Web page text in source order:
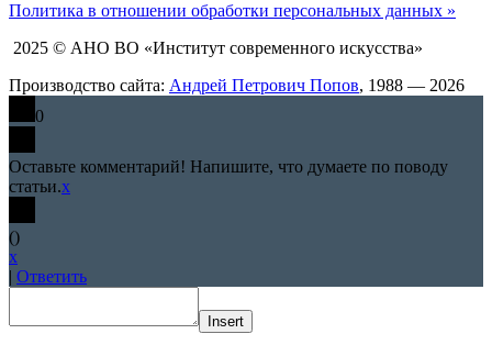
Политика в отношении обработки персональных данных »
2025 © АНО ВО «Институт современного искусства»
Производство сайта: Андрей Петрович Попов, 1988 — 2026
0
Оставьте комментарий! Напишите, что думаете по поводу
статьи.x
()
x
| Ответить
Insert